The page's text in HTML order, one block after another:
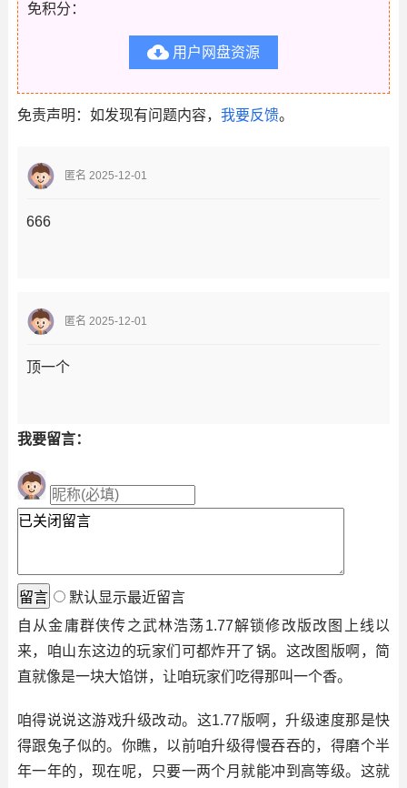
免积分：
用户网盘资源
免责声明：如发现有问题内容， 我要反馈。
匿名 2025-12-01
666
匿名 2025-12-01
顶一个
我要留言：
默认显示最近留言
自从金庸群侠传之武林浩荡1.77解锁修改版改图上线以
来，咱山东这边的玩家们可都炸开了锅。这改图版啊，简
直就像是一块大馅饼，让咱玩家们吃得那叫一个香。
咱得说说这游戏升级改动。这1.77版啊，升级速度那是快
得跟兔子似的。你瞧，以前咱升级得慢吞吞的，得磨个半
年一年的，现在呢，只要一两个月就能冲到高等级。这就